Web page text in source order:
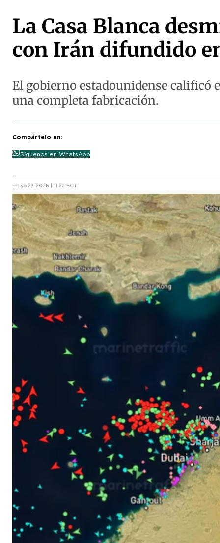
La Casa Blanca
con Irán difundido
El gobierno estadounidense calificó
una completa fabricación.
Compártelo en:
Síguenos en WhatsApp
mayo 27, 2026 | 11:22 ECT